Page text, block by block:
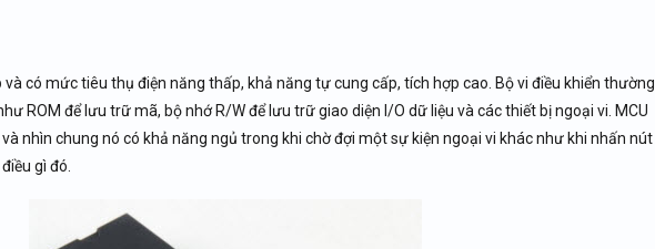
có mức tiêu thụ điện năng thấp, khả năng tự cung cấp, tích hợp cao. Bộ vi điều khiển thường
ROM để lưu trữ mã, bộ nhớ R/W để lưu trữ giao diện I/O dữ liệu và các thiết bị ngoại vi. MCU
nhìn chung nó có khả năng ngủ trong khi chờ đợi một sự kiện ngoại vi khác như khi nhấn nút
gì đó.